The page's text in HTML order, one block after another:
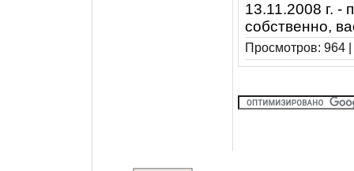
13.11.2008 г. -
собственно,
Просмотров: 964